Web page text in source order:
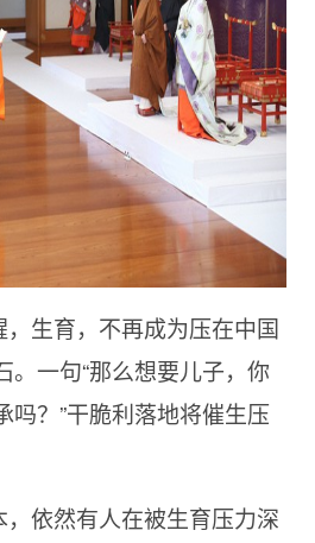
生育，不再成为压在中国
。一句“那么想要儿子，你
吗？”干脆利落地将催生压
依然有人在被生育压力深